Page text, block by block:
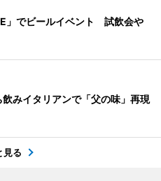
」でビールイベント 試飲会や
みイタリアンで「父の味」再現
見る